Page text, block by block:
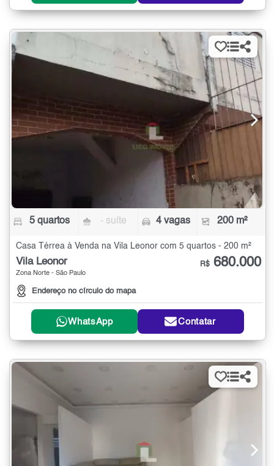
5 quartos - suíte 4 vagas 200 m²
Casa Térrea à Venda na Vila Leonor com 5 quartos - 200 m²
Vila Leonor
Zona Norte - São Paulo
Endereço no círculo do mapa
R$ 680.000
WhatsApp Contatar